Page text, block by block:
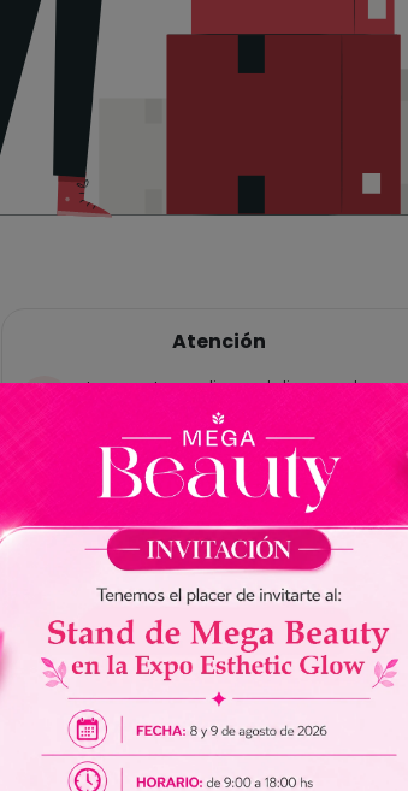
Atención
Las ventas online y delivery solo
están habilitadas para Paraguay, no
tenemos cuentas bancárias en
Brasil.
No somos responsables por envios
de dinero a nuestros vendedores.